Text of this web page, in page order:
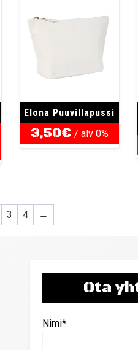
Hintaluokka:
Elona Puuvillapussi
3,50€ / alv 0%
3 4 →
Ota
Nimi*